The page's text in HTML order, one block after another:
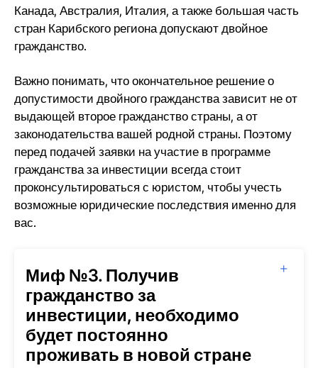
Канада, Австралия, Италия, а также большая часть
стран Карибского региона допускают двойное
гражданство.
Важно понимать, что окончательное решение о
допустимости двойного гражданства зависит не от
выдающей второе гражданство страны, а от
законодательства вашей родной страны. Поэтому
перед подачей заявки на участие в программе
гражданства за инвестиции всегда стоит
проконсультироваться с юристом, чтобы учесть
возможные юридические последствия именно для
вас.
Миф №3. Получив
гражданство за
инвестиции, необходимо
будет постоянно
проживать в новой стране